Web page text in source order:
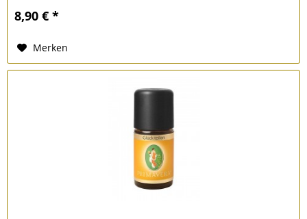
8,90 € *
Merken